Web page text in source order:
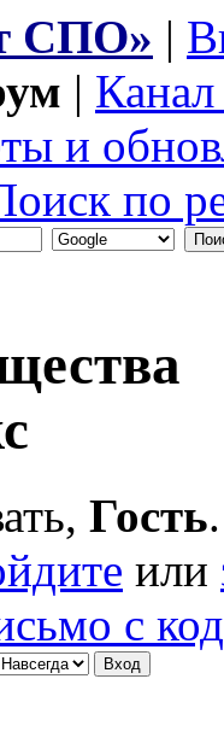
СПО» |
|
и
по
Гость.
или
с